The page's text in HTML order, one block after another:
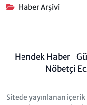
Haber Arşivi
Hendek Haber
Nöbetçi
Sitede yayınlanan